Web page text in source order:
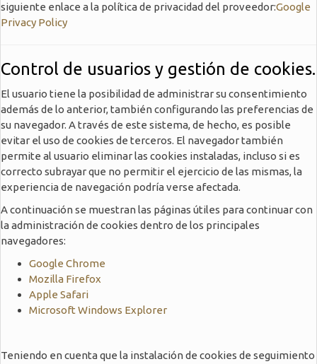
siguiente enlace a la política de privacidad del proveedor:Google
Privacy Policy
Control de usuarios y gestión de cookies.
El usuario tiene la posibilidad de administrar su consentimiento
además de lo anterior, también configurando las preferencias de
su navegador. A través de este sistema, de hecho, es posible
evitar el uso de cookies de terceros. El navegador también
permite al usuario eliminar las cookies instaladas, incluso si es
correcto subrayar que no permitir el ejercicio de las mismas, la
experiencia de navegación podría verse afectada.
A continuación se muestran las páginas útiles para continuar con
la administración de cookies dentro de los principales
navegadores:
Google Chrome
Mozilla Firefox
Apple Safari
Microsoft Windows Explorer
Teniendo en cuenta que la instalación de cookies de seguimiento